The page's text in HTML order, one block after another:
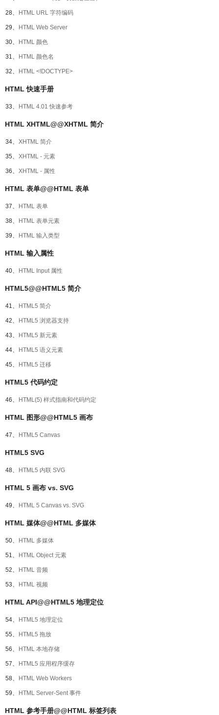
28、 HTML URL 字符编码
29、 HTML Web Server
30、 HTML 颜色
31、 HTML 颜色名
32、 HTML <!DOCTYPE>
HTML 快速手册
33、 HTML 4.01 快速参考
HTML XHTML@@XHTML 简介
34、 XHTML 简介
35、 XHTML - 元素
36、 XHTML - 属性
HTML 表单@@HTML 表单
37、 HTML 表单
38、 HTML 表单元素
39、 HTML 输入类型
HTML 输入属性
40、 HTML Input 属性
HTML5@@HTML5 简介
41、 HTML5 简介
42、 HTML5 浏览器支持
43、 HTML5 新元素
44、 HTML5 语义元素
45、 HTML5 迁移
HTML5 代码约定
46、 HTML(5) 样式指南和代码约定
HTML 图形@@HTML5 画布
47、 HTML5 Canvas
HTML5 SVG
48、 HTML5 内联 SVG
HTML 5 画布 vs. SVG
49、 HTML 5 Canvas vs. SVG
HTML 媒体@@HTML 多媒体
50、 HTML 多媒体
51、 HTML Object 元素
52、 HTML 音频
53、 HTML 视频
HTML API@@HTML5 地理定位
54、 HTML5 地理定位
55、 HTML5 拖放
56、 HTML 本地存储
57、 HTML5 应用程序缓存
58、 HTML Web Workers
59、 HTML Server-Sent 事件
HTML 参考手册@@HTML 标签列表